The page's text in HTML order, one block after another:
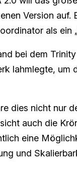
Version auf.
als ein
bei dem
lahmlegte, um
dies nicht nur
auch die
eine
und